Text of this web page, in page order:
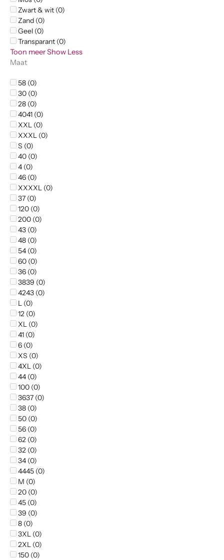
Zwart & wit (0)
Zand (0)
Geel (0)
Transparant (0)
Toon meerShow Less
Maat
58 (0)
30 (0)
28 (0)
4041 (0)
XXL (0)
XXXL (0)
S (0)
40 (0)
4 (0)
46 (0)
XXXXL (0)
37 (0)
120 (0)
200 (0)
43 (0)
48 (0)
54 (0)
60 (0)
36 (0)
3839 (0)
4243 (0)
L (0)
12 (0)
XL (0)
41 (0)
6 (0)
XS (0)
4XL (0)
44 (0)
100 (0)
3637 (0)
38 (0)
50 (0)
56 (0)
62 (0)
32 (0)
34 (0)
4445 (0)
M (0)
20 (0)
45 (0)
39 (0)
8 (0)
3XL (0)
2XL (0)
150 (0)